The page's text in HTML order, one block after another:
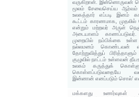
வருகிறான். இன்னொருவன்
மூலம் சேவைசெய்ய ஆர்வம்
உலகத்தார் எப்படி இனம்
கூட்டம் காரணமாக, முதலில்
என்றும் மற்றவர் அருள்
அடையாளம் காணப்படுவர்.
முறையில் நம்பிக்கை
நல்லமனம் கொண்டவன்
தோற்றுவித்துப்
குழுவில் நாட்டம் உள்ளவன்
உலகம் கருத்துக்
கொள்ளப்படுவதையே
இன்னான் எனப்படும் சொல்'
மக்களது உணர்வுகள்